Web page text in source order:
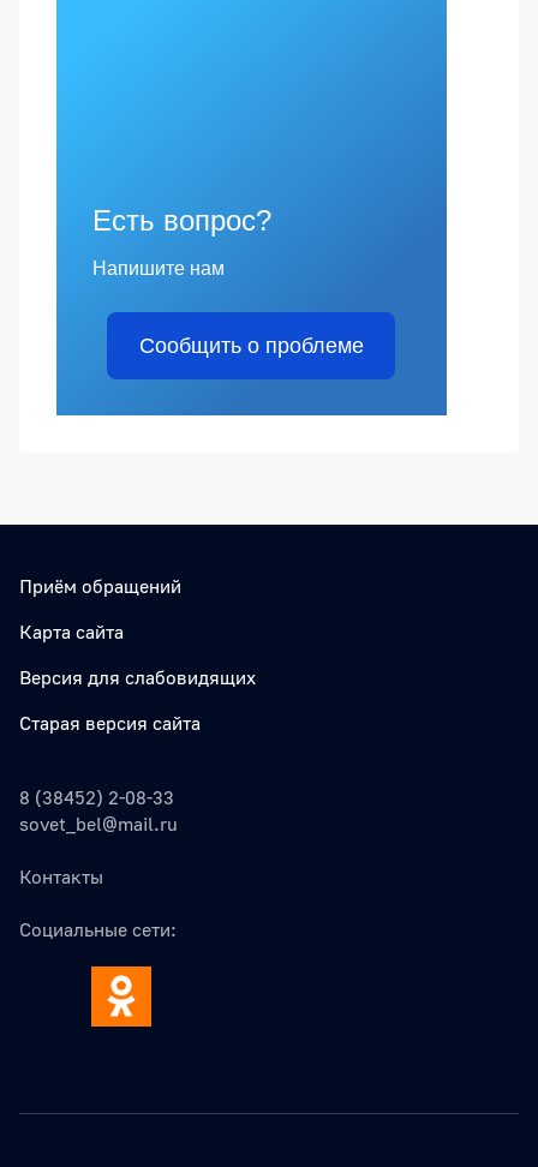
Есть вопрос?
Напишите нам
Сообщить о проблеме
Приём обращений
Карта сайта
Версия для слабовидящих
Старая версия сайта
8 (38452) 2-08-33
sovet_bel@mail.ru
Контакты
Социальные сети: